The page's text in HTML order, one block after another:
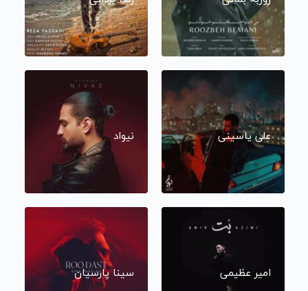
علی یاسینی نیواد
امیر عظیمی سینا پارسیان